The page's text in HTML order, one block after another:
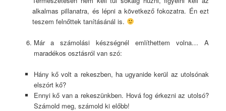
alkalmas pillanatra, és lépni a következő fokozatra. Én ezt
teszem felnőttek tanításánál is.
Már a számolási készségnél említhettem volna… A
maradékos osztásról van szó:
Hány kő volt a rekeszben, ha ugyanide kerül az utolsónak
elszórt kő?
Ennyi kő van a rekeszünkben. Hová fog érkezni az utolsó?
Számold meg, számold ki előbb!